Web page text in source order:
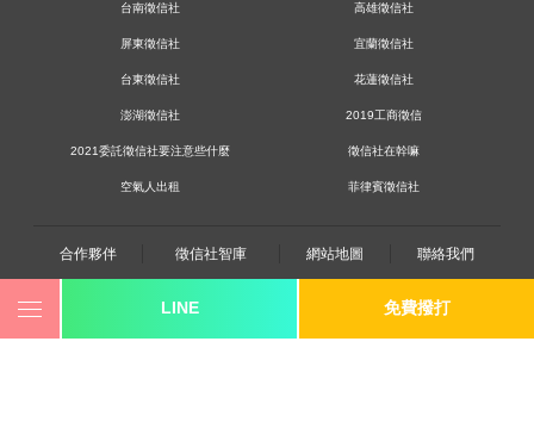
LINE 免費撥打
台南徵信社 高雄徵信社
屏東徵信社 宜蘭徵信社
台東徵信社 花蓮徵信社
澎湖徵信社 2019工商徵信
2021委託徵信社要注意些什麼 徵信社在幹嘛
空氣人出租 菲律賓徵信社
合作夥伴 徵信社智庫 網站地圖 聯絡我們
0800-250-555 revote990109@gmail.com
youtube twitter facebook line